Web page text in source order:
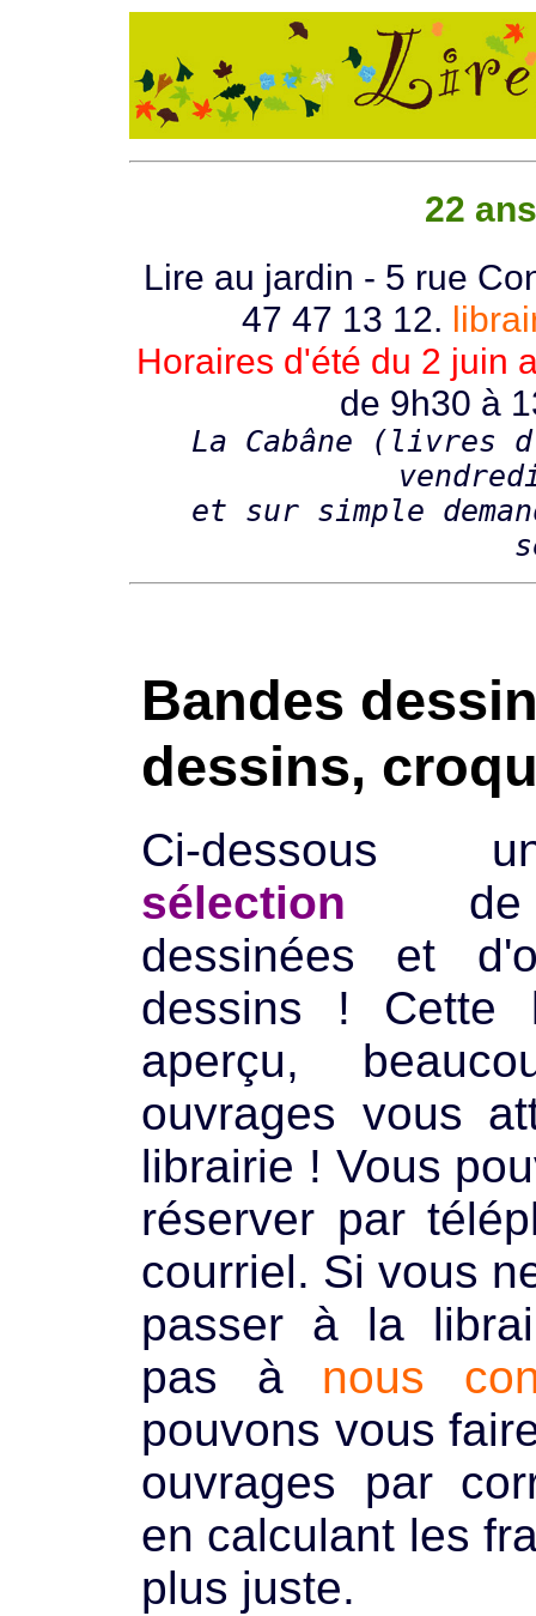
22
Lire au jardin - 5 rue
47 47 13 12.
Horaires d'été du 2 juin
de 9h30 à
La Cabâne (livres
et sur simple
Bandes
dessins,
Ci-dessous
sélection de
dessinées et
dessins ! Cette
aperçu,
ouvrages vous
librairie ! Vous
réserver par
courriel. Si vous
passer à la
pas à nous
pouvons vous
ouvrages par
en calculant les
plus juste.